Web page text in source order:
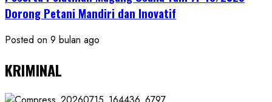
Dorong Petani Mandiri dan Inovatif
Posted on 9 bulan ago
KRIMINAL